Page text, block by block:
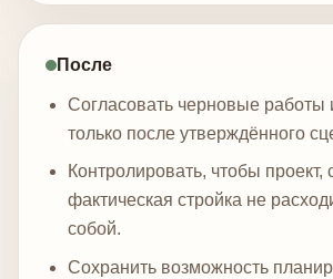
После
Согласовать черновые работы
только после утверждённого
Контролировать, чтобы проект,
фактическая стройка не
собой.
Сохранить возможность